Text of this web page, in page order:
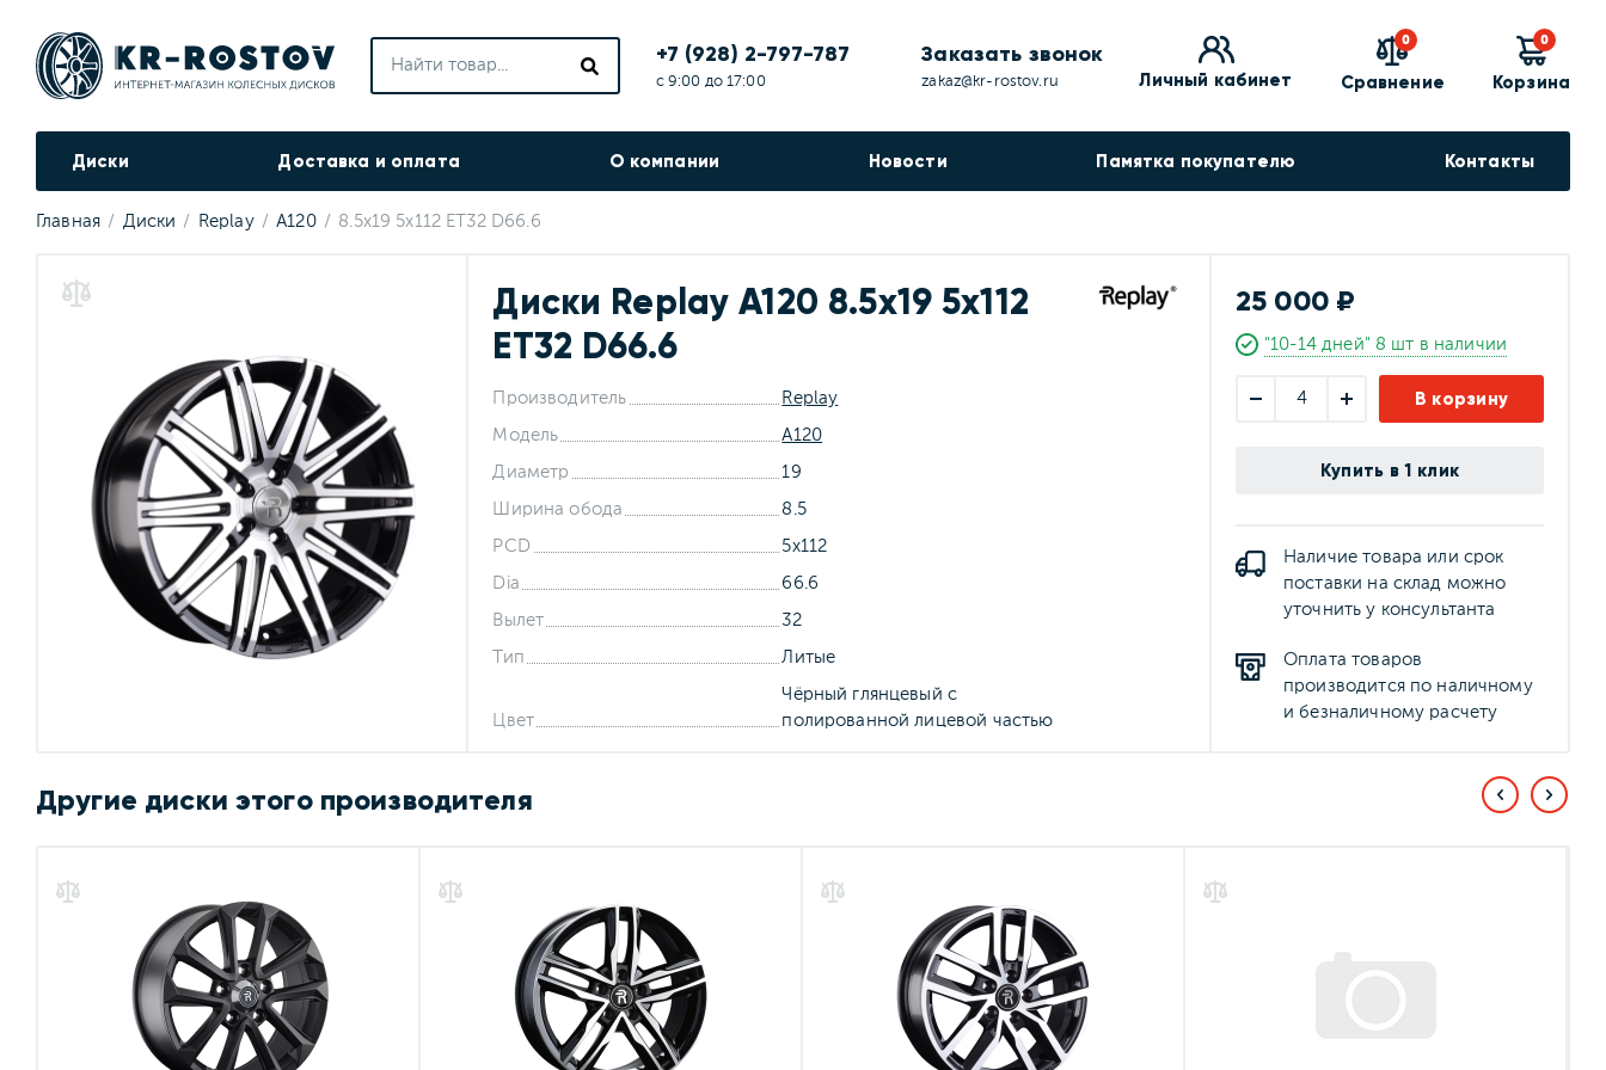
+7 (928) 2-797-787
с 9:00 до 17:00
Заказать звонок
zakaz@kr-rostov.ru Личный кабинет
0
Сравнение
0
Корзина
Диски Доставка и оплата О компании Новости Памятка покупателю Контакты
Главная Диски Replay A120 8.5x19 5x112 ET32 D66.6
Диски Replay A120 8.5x19 5x112
ET32 D66.6
Производитель Replay
Модель A120
Диаметр 19
Ширина обода 8.5
PCD 5x112
Dia 66.6
Вылет 32
Тип Литые
Цвет
Чёрный глянцевый с
полированной лицевой частью
25 000 ₽
"10-14 дней" 8 шт в наличии
В корзину
Купить в 1 клик
Наличие товара или срок
поставки на склад можно
уточнить у консультанта
Оплата товаров
производится по наличному
и безналичному расчету
Другие диски этого производителя